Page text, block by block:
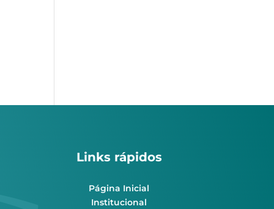
Links rápidos
Página Inicial
Institucional